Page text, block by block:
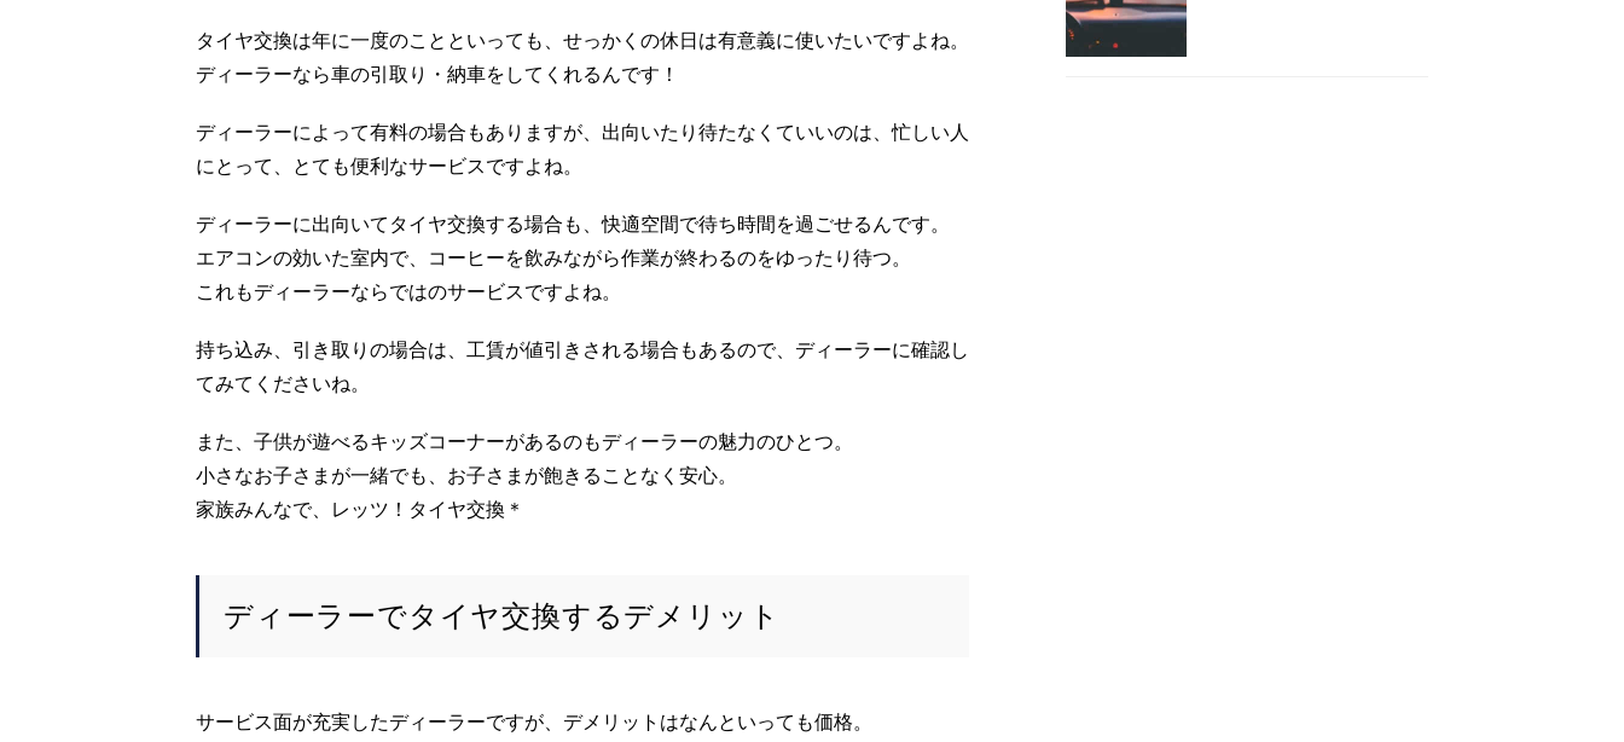
タイヤ交換は年に一度のことといっても、せっかくの休日は有意義に使いたいですよね。
ディーラーなら車の引取り・納車をしてくれるんです！
ディーラーによって有料の場合もありますが、出向いたり待たなくていいのは、忙しい人
にとって、とても便利なサービスですよね。
ディーラーに出向いてタイヤ交換する場合も、快適空間で待ち時間を過ごせるんです。
エアコンの効いた室内で、コーヒーを飲みながら作業が終わるのをゆったり待つ。
これもディーラーならではのサービスですよね。
持ち込み、引き取りの場合は、工賃が値引きされる場合もあるので、ディーラーに確認し
てみてくださいね。
また、子供が遊べるキッズコーナーがあるのもディーラーの魅力のひとつ。
小さなお子さまが一緒でも、お子さまが飽きることなく安心。
家族みんなで、レッツ！タイヤ交換＊
ディーラーでタイヤ交換するデメリット
サービス面が充実したディーラーですが、デメリットはなんといっても価格。